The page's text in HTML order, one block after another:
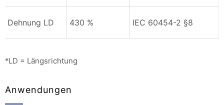
Dehnung LD 430 % IEC 60454-2 §8
*LD = Längsrichtung
Anwendungen